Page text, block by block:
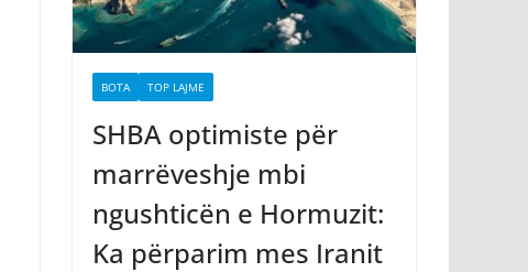
BOTA TOP LAJME
SHBA optimiste për
marrëveshje mbi
ngushticën e Hormuzit:
Ka përparim mes Iranit